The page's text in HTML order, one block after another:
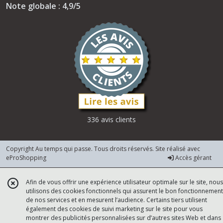
Note globale : 4,9/5
336 avis clients
Copyright Au temps qui passe. Tous droits réservés. Site réalisé avec
eProShopping
Accès gérant
Afin de vous offrir une expérience utilisateur optimale sur le site, nous
utilisons des cookies fonctionnels qui assurent le bon fonctionnement
de nos services et en mesurent l’audience. Certains tiers utilisent
également des cookies de suivi marketing sur le site pour vous
montrer des publicités personnalisées sur d’autres sites Web et dans